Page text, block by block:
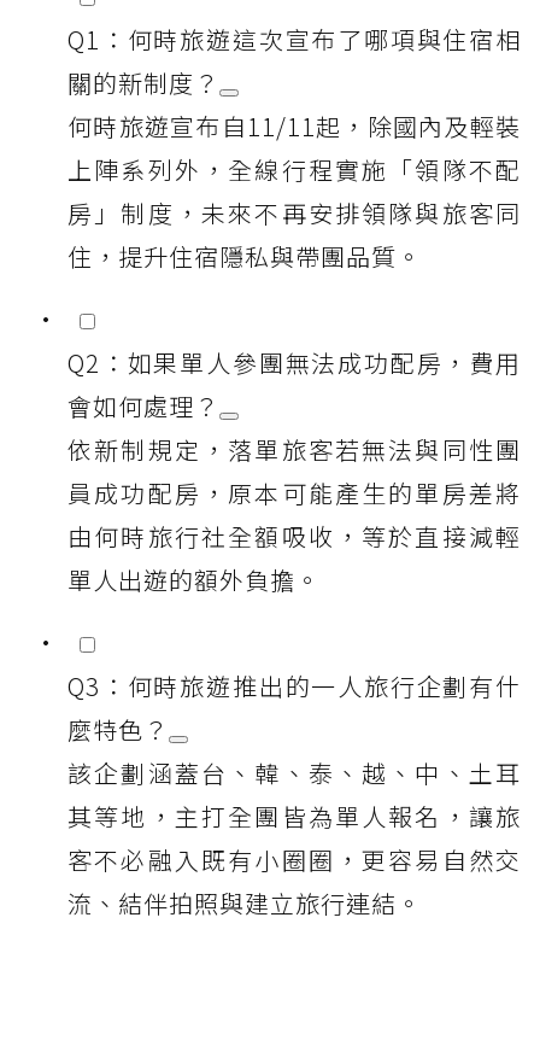
Q1：何時旅遊這次宣布了哪項與住宿相
關的新制度？
何時旅遊宣布自11/11起，除國內及輕裝
上陣系列外，全線行程實施「領隊不配
房」制度，未來不再安排領隊與旅客同
住，提升住宿隱私與帶團品質。
Q2：如果單人參團無法成功配房，費用
會如何處理？
依新制規定，落單旅客若無法與同性團
員成功配房，原本可能產生的單房差將
由何時旅行社全額吸收，等於直接減輕
單人出遊的額外負擔。
Q3：何時旅遊推出的一人旅行企劃有什
麼特色？
該企劃涵蓋台、韓、泰、越、中、土耳
其等地，主打全團皆為單人報名，讓旅
客不必融入既有小圈圈，更容易自然交
流、結伴拍照與建立旅行連結。